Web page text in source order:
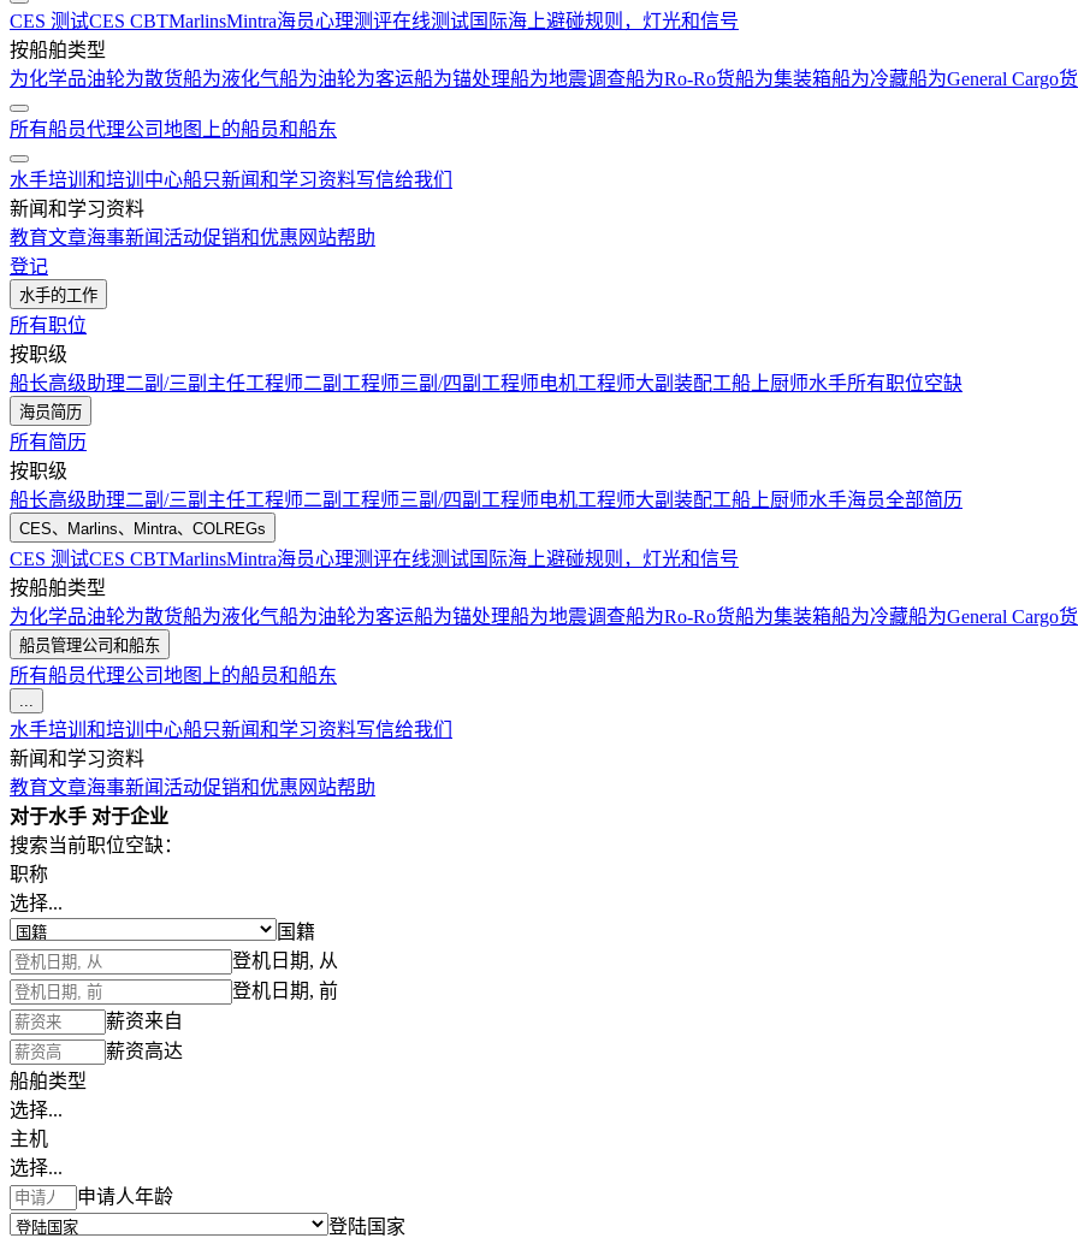
CES 测试CES CBTMarlinsMintra海员心理测评在线测试国际海上避碰规则，灯光和信号
按船舶类型
为化学品油轮为散货船为液化气船为油轮为客运船为锚处理船为地震调查船为Ro-Ro货船为集装箱船为冷藏船为General Cargo
所有船员代理公司地图上的船员和船东
水手培训和培训中心船只新闻和学习资料写信给我们
新闻和学习资料
教育文章海事新闻活动促销和优惠 网站帮助
登记
水手的工作
所有职位
按职级
船长高级助理二副/三副 主任工程师二副工程师三副/四副工程师电机工程师大副 装配工船上厨师水手所有职位空缺
海员简历
所有简历
按职级
船长高级助理二副/三副 主任工程师二副工程师三副/四副工程师电机工程师大副 装配工船上厨师水手海员全部简历
CES、Marlins、Mintra、COLREGs
CES 测试CES CBTMarlinsMintra海员心理测评在线测试国际海上避碰规则，灯光和信号
按船舶类型
为化学品油轮为散货船为液化气船为油轮为客运船为锚处理船为地震调查船为Ro-Ro货船为集装箱船为冷藏船为General Cargo
船员管理公司和船东
所有船员代理公司地图上的船员和船东
...
水手培训和培训中心船只新闻和学习资料写信给我们
新闻和学习资料
教育文章海事新闻活动促销和优惠 网站帮助
对于水手 对于企业
搜索当前职位空缺：
职称
选择...
国籍
登机日期, 从
登机日期, 前
薪资来自
薪资高达
船舶类型
选择...
主机
选择...
申请人年龄
登陆国家